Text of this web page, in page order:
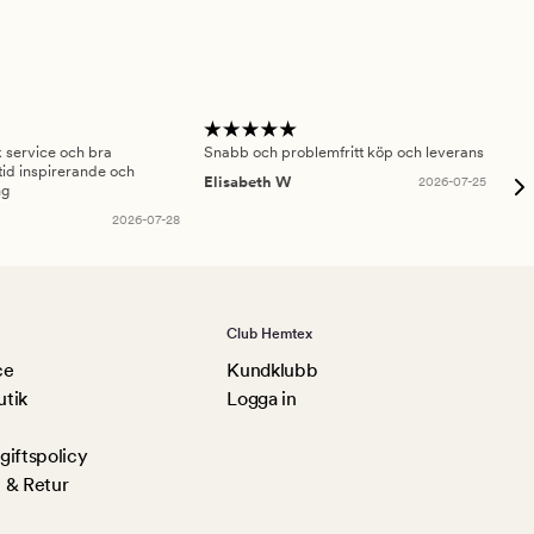
service och bra
inspirerande och
2026-07-28
Snabb och problemfritt köp och leverans
Elisabeth W
2026-07-25
Retur
Club Hemtex
Kundklubb
Logga in